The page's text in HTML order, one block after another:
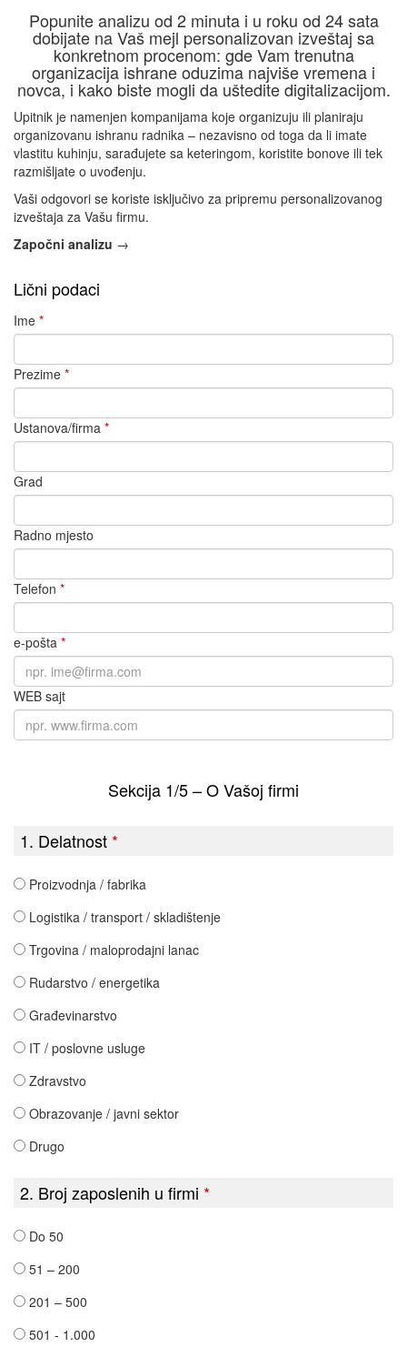
Popunite analizu od 2 minuta i u roku od 24 sata
dobijate na Vaš mejl personalizovan izveštaj sa
konkretnom procenom: gde Vam trenutna
organizacija ishrane oduzima najviše vremena i
novca, i kako biste mogli da uštedite digitalizacijom.
Upitnik je namenjen kompanijama koje organizuju ili planiraju
organizovanu ishranu radnika – nezavisno od toga da li imate
vlastitu kuhinju, sarađujete sa keteringom, koristite bonove ili tek
razmišljate o uvođenju.
Vaši odgovori se koriste isključivo za pripremu personalizovanog
izveštaja za Vašu firmu.
Započni analizu →
Lični podaci
Ime *
Prezime *
Ustanova/firma *
Grad
Radno mjesto
Telefon *
e-pošta *
WEB sajt
Sekcija 1/5 – O Vašoj firmi
1. Delatnost *
Proizvodnja / fabrika
Logistika / transport / skladištenje
Trgovina / maloprodajni lanac
Rudarstvo / energetika
Građevinarstvo
IT / poslovne usluge
Zdravstvo
Obrazovanje / javni sektor
Drugo
2. Broj zaposlenih u firmi *
Do 50
51 – 200
201 – 500
501 - 1.000